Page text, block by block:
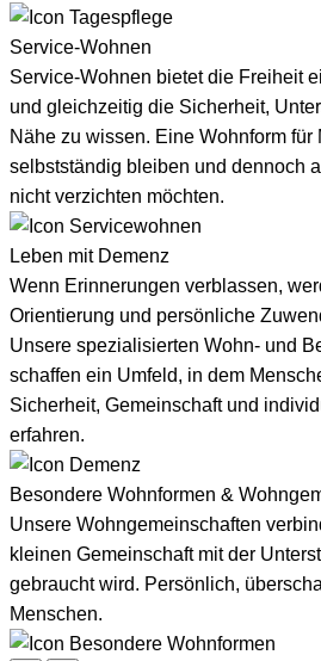
Service-Wohnen
Service-Wohnen bietet die Freiheit
und gleichzeitig die Sicherheit,
Nähe zu wissen. Eine Wohnform für
selbstständig bleiben und dennoch
nicht verzichten möchten.
Leben mit Demenz
Wenn Erinnerungen verblassen,
Orientierung und persönliche
Unsere spezialisierten Wohn- und
schaffen ein Umfeld, in dem
Sicherheit, Gemeinschaft und
erfahren.
Besondere Wohnformen &
Unsere Wohngemeinschaften
kleinen Gemeinschaft mit der
gebraucht wird. Persönlich,
Menschen.